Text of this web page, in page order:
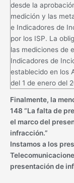
desde la
medición y las
e Indicadores de
por los ISP. La
las mediciones de
Indicadores de
establecido en los
del 1 de enero del
Finalmente, la
148 “La falta de
el marco del
infracción.”
Instamos a los
presentación de